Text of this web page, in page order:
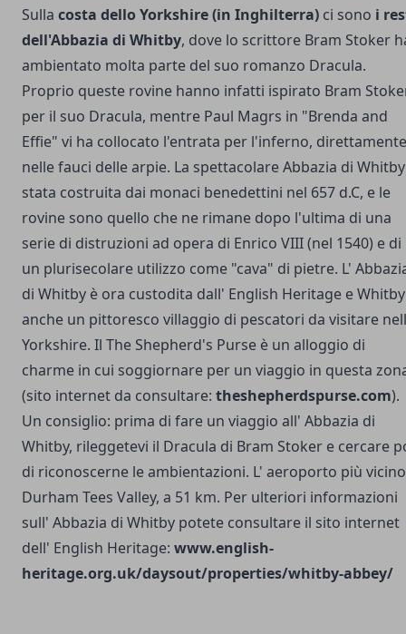
Sulla costa dello Yorkshire (in Inghilterra) ci sono i
dell'Abbazia di Whitby, dove lo scrittore Bram Stoker
ambientato molta parte del suo romanzo Dracula.
Proprio queste rovine hanno infatti ispirato Bram
per il suo Dracula, mentre Paul Magrs in "Brenda and
Effie" vi ha collocato l'entrata per l'inferno, direttamente
nelle fauci delle arpie. La spettacolare Abbazia di
stata costruita dai monaci benedettini nel 657 d.C, e le
rovine sono quello che ne rimane dopo l'ultima di una
serie di distruzioni ad opera di Enrico VIII (nel 1540) e di
un plurisecolare utilizzo come "cava" di pietre. L'
di Whitby è ora custodita dall' English Heritage e
anche un pittoresco villaggio di pescatori da visitare
Yorkshire. Il The Shepherd's Purse è un alloggio di
charme in cui soggiornare per un viaggio in questa
(sito internet da consultare: theshepherdspurse.com).
Un consiglio: prima di fare un viaggio all' Abbazia di
Whitby, rileggetevi il Dracula di Bram Stoker e cercare
di riconoscerne le ambientazioni. L' aeroporto più
Durham Tees Valley, a 51 km. Per ulteriori informazioni
sull' Abbazia di Whitby potete consultare il sito internet
dell' English Heritage: www.english-
heritage.org.uk/daysout/properties/whitby-abbey/